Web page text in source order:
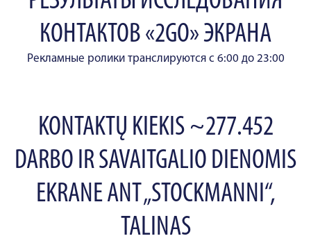
КОНТАКТОВ «2GO» ЭКРАНА
Рекламные ролики транслируются с 6:00 до 23:00
KONTAKTŲ KIEKIS ~277.452
DARBO IR SAVAITGALIO DIENOMIS
EKRANE ANT „STOCKMANNI“,
TALINAS